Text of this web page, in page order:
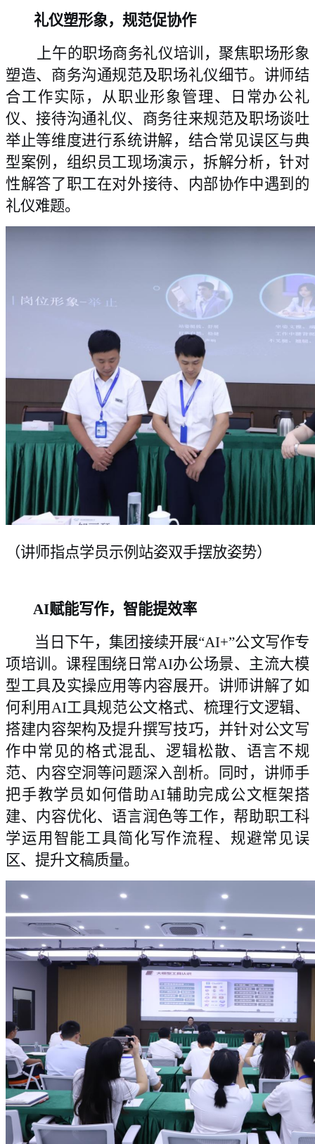
礼仪塑形象，规范促协作
上午的职场商务礼仪培训，聚焦职场形象
塑造、商务沟通规范及职场礼仪细节。 讲师结
合工作实际，从职业形象管理、日常办公礼
仪、接待沟通礼仪、商务往来规范及职场谈吐
举止等维度进行系统讲解， 结合常见误区与典
型案例， 组织 员工现场演示，拆解分析，针对
性解答了职工在对外接待、 内部协作中遇到的
礼仪难题。
（讲师指点学员示例站姿双手摆放姿势）
AI赋能写作，智能提效率
当日下午，集团接续开展“AI+”公文写作专
项培训。 课程围绕日常AI办公场景、 主流大模
型工具及实操应用 等内容展开。讲师讲解了如
何利用AI工具规范公文格式、梳理行文逻辑、
搭建内容架构及提升撰写技巧， 并针对公文写
作中常见的格式混乱、逻辑松散、语言不规
范、内容空洞等问题深入剖析。
同时， 讲师手
把手教学 员 如何借助AI辅助完成公文框架搭
建、内容优化、语言润色等工作，帮助职工科
学运用智能工具简化写作流程、规避常见误
区、提升文稿质量。